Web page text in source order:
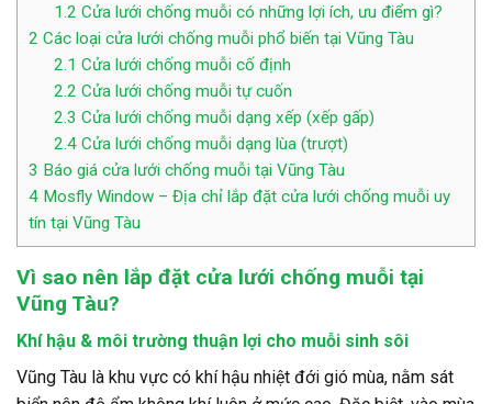
1.2 Cửa lưới chống muỗi có những lợi ích, ưu điểm gì?
2 Các loại cửa lưới chống muỗi phổ biến tại Vũng Tàu
2.1 Cửa lưới chống muỗi cố định
2.2 Cửa lưới chống muỗi tự cuốn
2.3 Cửa lưới chống muỗi dạng xếp (xếp gấp)
2.4Cửa lưới chống muỗi dạng lùa (trượt)
3 Báo giá cửa lưới chống muỗi tại Vũng Tàu
4 Mosfly Window – Địa chỉ lắp đặt cửa lưới chống muỗi uy
tín tại Vũng Tàu
Vì sao nên lắp đặt cửa lưới chống muỗi tại
Vũng Tàu?
Khí hậu & môi trường thuận lợi cho muỗi sinh sôi
Vũng Tàu là khu vực có khí hậu nhiệt đới gió mùa, nằm sát